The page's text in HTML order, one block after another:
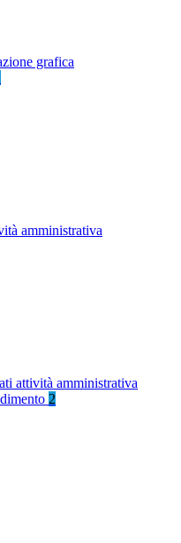
grafica
amministrativa
attività amministrativa
2